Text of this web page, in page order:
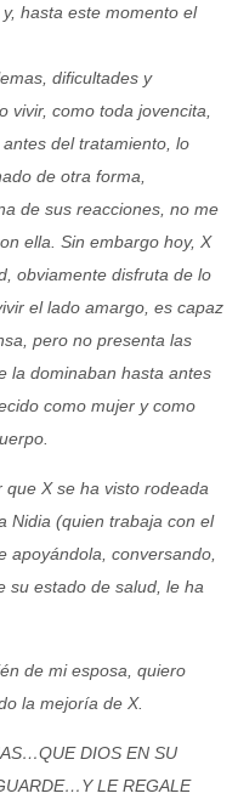
hasta este momento el
dificultades y
vivir, como toda jovencita,
del tratamiento, lo
de otra forma,
de sus reacciones, no me
ella. Sin embargo hoy, X
obviamente disfruta de lo
el lado amargo, es capaz
pero no presenta las
la dominaban hasta antes
como mujer y como
X se ha visto rodeada
Nidia (quien trabaja con el
apoyándola, conversando,
su estado de salud, le ha
de mi esposa, quiero
la mejoría de X.
DIOS EN SU
LE REGALE